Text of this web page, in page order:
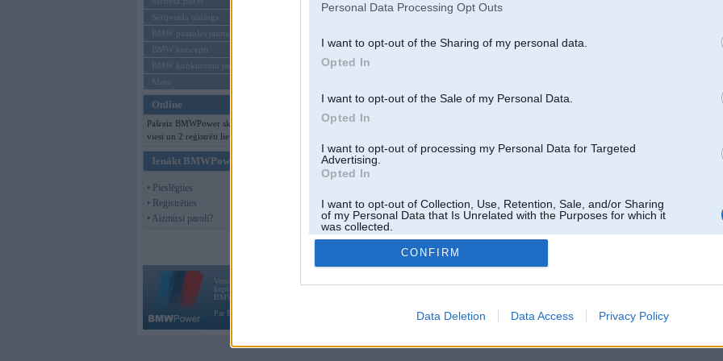
Personal Data Processing Opt Outs
I want to opt-out of the Sharing of my personal data.
Opted In
I want to opt-out of the Sale of my Personal Data.
Opted In
I want to opt-out of processing my Personal Data for Targeted
Advertising.
Opted In
I want to opt-out of Collection, Use, Retention, Sale, and/or Sharing
of my Personal Data that Is Unrelated with the Purposes for which it
was collected.
Opted Out
CONFIRM
Data Deletion Data Access Privacy Policy
Sērijveida tūnings
BMW pasaules jaunumi
BMW koncepti
BMW konkurentu jaunumi
Moto
Online
Pašreiz BMWPower skatās 159
viesi un 2 reģistrēti lietotāji.
Ienākt BMWPower
• Pieslēgties
• Reģistrēties
• Aizmirsi paroli?
Vortāls BMWPower.lv darbojas
kopš 2002. gada 14. maija. Tas nav auto klubs un nav saistīts ar
BMW AG.
Par BMWPower